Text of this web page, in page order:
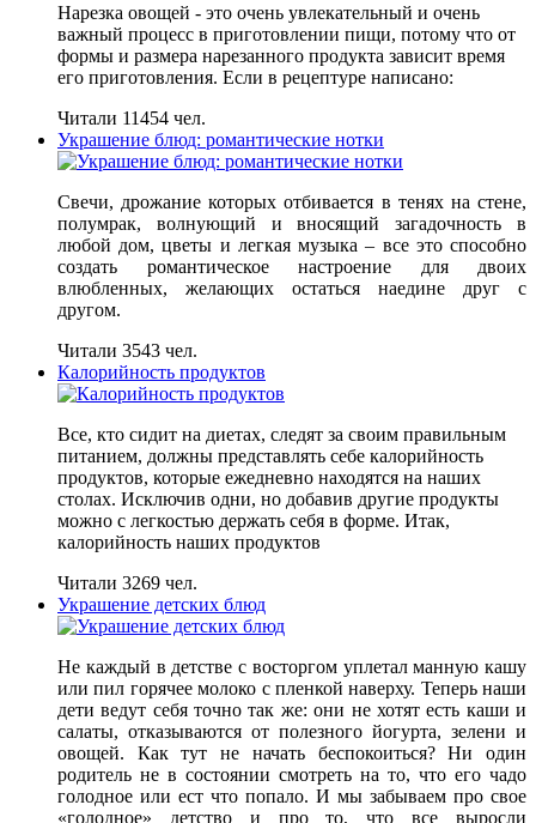
Нарезка овощей - это очень увлекательный и очень
важный процесс в приготовлении пищи, потому что от
формы и размера нарезанного продукта зависит время
его приготовления. Если в рецептуре написано:
Читали 11454 чел.
Украшение блюд: романтические нотки
Свечи, дрожание которых отбивается в тенях на стене,
полумрак, волнующий и вносящий загадочность в
любой дом, цветы и легкая музыка – все это способно
создать романтическое настроение для двоих
влюбленных, желающих остаться наедине друг с
другом.
Читали 3543 чел.
Калорийность продуктов
Все, кто сидит на диетах, следят за своим правильным
питанием, должны представлять себе калорийность
продуктов, которые ежедневно находятся на наших
столах. Исключив одни, но добавив другие продукты
можно с легкостью держать себя в форме. Итак,
калорийность наших продуктов
Читали 3269 чел.
Украшение детских блюд
Не каждый в детстве с восторгом уплетал манную кашу
или пил горячее молоко с пленкой наверху. Теперь наши
дети ведут себя точно так же: они не хотят есть каши и
салаты, отказываются от полезного йогурта, зелени и
овощей. Как тут не начать беспокоиться? Ни один
родитель не в состоянии смотреть на то, что его чадо
голодное или ест что попало. И мы забываем про свое
«голодное» детство и про то, что все выросли